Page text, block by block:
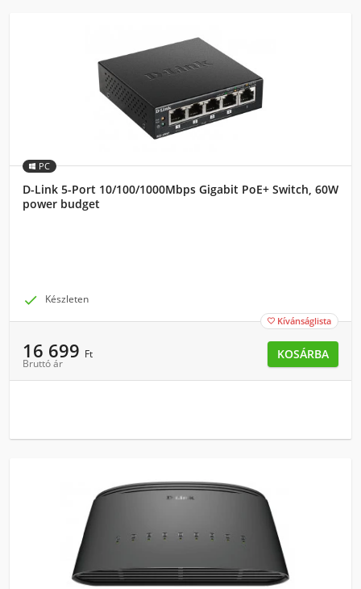
PC
D-Link 5-Port 10/100/1000Mbps Gigabit PoE+ Switch, 60W
power budget
 Készleten
 Kívánságlista
16 699 Ft
Bruttó ár
KOSÁRBA